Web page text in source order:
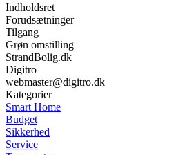
Indholdsret
Forudsætninger
Tilgang
Grøn omstilling
StrandBolig.dk
Digitro
webmaster@digitro.dk
Kategorier
Smart Home
Budget
Sikkerhed
Service